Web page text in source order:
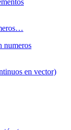
en vector)